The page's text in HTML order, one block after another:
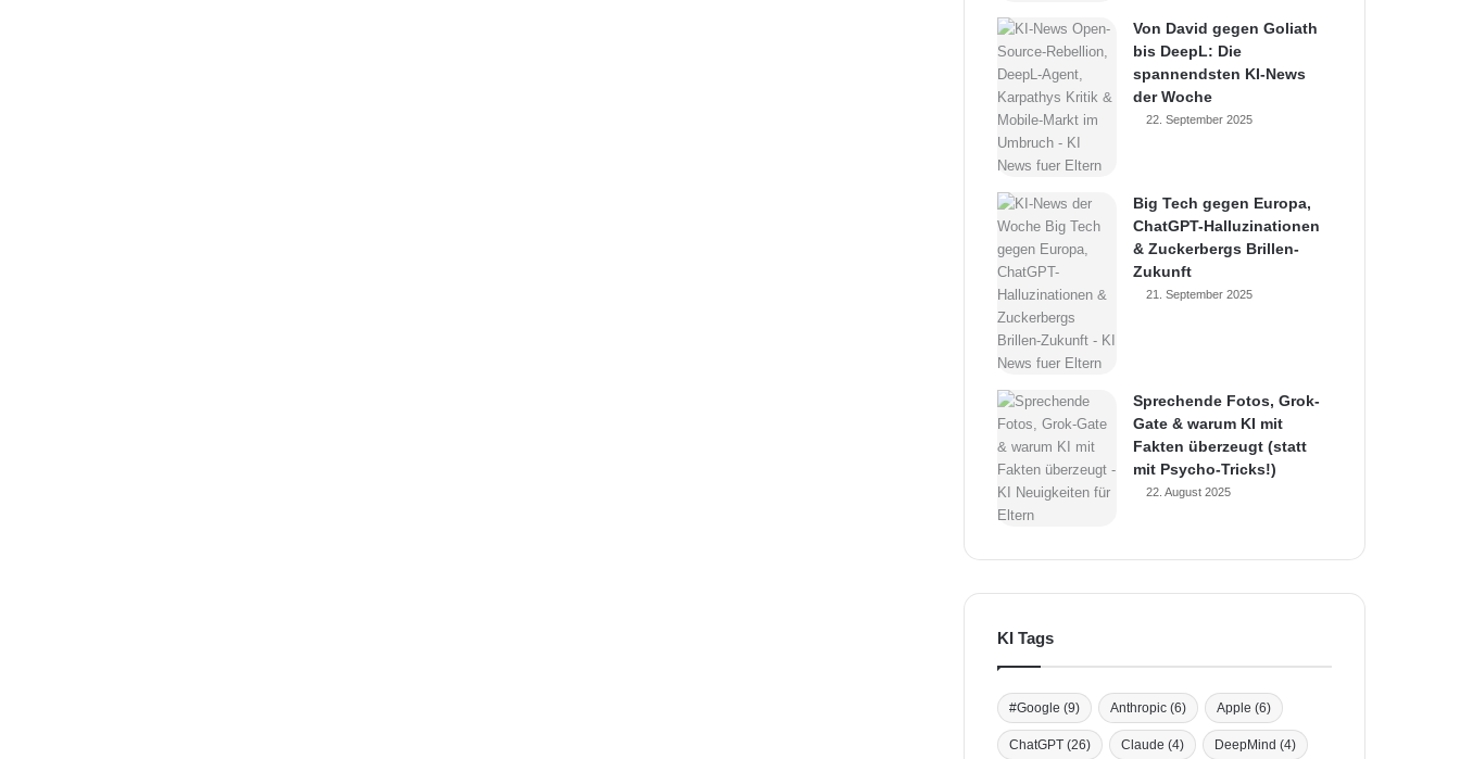
Von David gegen Goliath
bis DeepL: Die
spannendsten KI-News
der Woche
22. September 2025
Big Tech gegen Europa,
ChatGPT-Halluzinationen
& Zuckerbergs Brillen-
Zukunft
21. September 2025
Sprechende Fotos, Grok-
Gate & warum KI mit
Fakten überzeugt (statt
mit Psycho-Tricks!)
22. August 2025
KI Tags
#Google (9) Anthropic (6) Apple (6)
ChatGPT (26) Claude (4) DeepMind (4)